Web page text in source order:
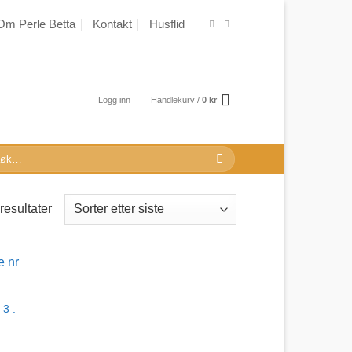
Perle Betta Kontakt Husflid
Logg inn Handlekurv / 0 kr
Sortert
etter
.